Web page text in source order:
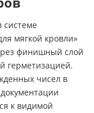
системе
мягкой кровли»
финишный слой
герметизацией.
чисел в
к видимой